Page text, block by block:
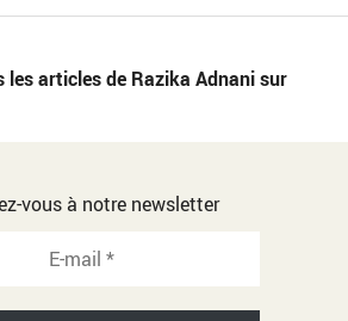
les articles de Razika Adnani sur
vous à notre newsletter